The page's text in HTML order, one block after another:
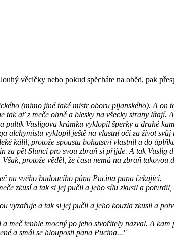
věcičky nebo pokud spěcháte na oběd, pak
(mimo jiné také mistr oboru pijanského). A
ať z meče ohně a blesky na všecky strany lítají.
pultík Vusligova krámku vyklopil šperky a drahé
alchymistu vyklopil ještě na vlastní oči za život
kálil, protože spoustu bohatství vlastnil a do
pět Sluncí pro svou zbraň si přijde. A tak Vuslig
protože věděl, že času nemá na zbraň takovou
na svého budoucího pána Pucina pana čekající.
zkusí a tak si jej pučil a jeho sílu zkusil a
vyzařuje a tak si jej pučil a jeho kouzla zkusil a
tenhle mocný po jeho stvořitely nazval. A
a smál se hlouposti pana Pucina..."